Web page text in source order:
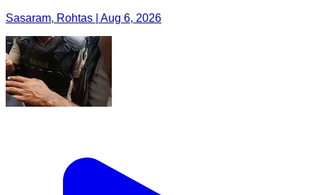
Sasaram, Rohtas | Aug 6, 2026